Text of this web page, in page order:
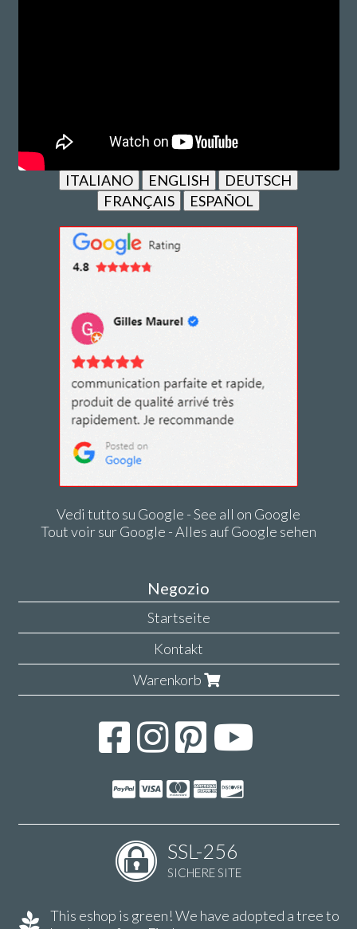
ITALIANO ENGLISH
DEUTSCH
FRANÇAIS
ESPAÑOL
Vedi tutto su Google - See all on Google
Tout voir sur Google - Alles auf Google sehen
Negozio
Startseite
Kontakt
Warenkorb
SSL-256
SICHERE SITE
This eshop is green! We have adopted a tree to